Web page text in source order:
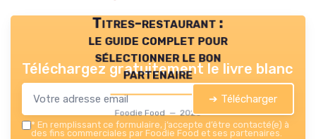
Titres-restaurant :
le guide complet pour
sélectionner le bon
partenaire
Foodie Food — 2026
Téléchargez gratuitement le livre blanc
➔ Télécharger
* En remplissant ce formulaire, j’accepte d’être contacté(e) à
des fins commerciales par Foodie Food et ses partenaires.